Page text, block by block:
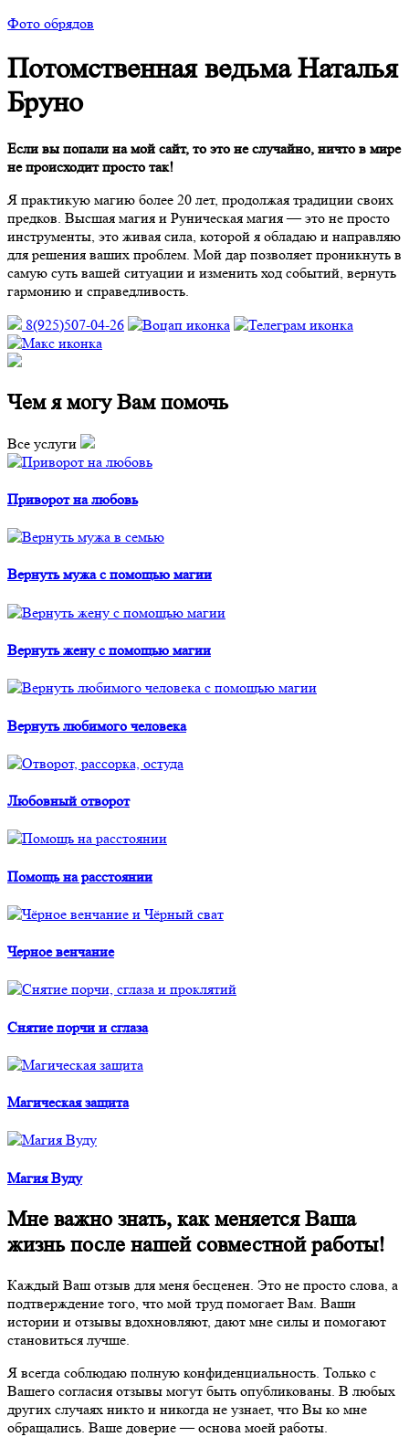
Фото обрядов
Потомственная ведьмаНаталья
Бруно
Если вы попали на мой сайт, то это не случайно, ничто в мире
не происходит просто так!
Я практикую магию более 20 лет, продолжая традиции своих
предков. Высшая магия и Руническая магия — это не просто
инструменты, это живая сила, которой я обладаю и направляю
для решения ваших проблем. Мой дар позволяет проникнуть в
самую суть вашей ситуации и изменить ход событий, вернуть
гармонию и справедливость.
8(925)507-04-26
Чем я могу Вам помочь
Все услуги
Приворот на любовь
Вернуть мужа с помощью магии
Вернуть жену с помощью магии
Вернуть любимого человека
Любовный отворот
Помощь на расстоянии
Черное венчание
Снятие порчи и сглаза
Магическая защита
Магия Вуду
Мне важно знать, как меняется Ваша
жизнь после нашей совместной работы!
Каждый Ваш отзыв для меня бесценен. Это не просто слова, а
подтверждение того, что мой труд помогает Вам. Ваши
истории и отзывы вдохновляют, дают мне силы и помогают
становиться лучше.
Я всегда соблюдаю полную конфиденциальность. Только с
Вашего согласия отзывы могут быть опубликованы. В любых
других случаях никто и никогда не узнает, что Вы ко мне
обращались. Ваше доверие — основа моей работы.